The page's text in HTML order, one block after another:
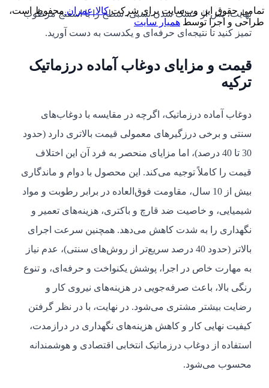
نهایت، پس از خشک شدن نسبی، سطح را با اسفنج مرطوب
تمیز کنید تا نتیجه‌ای حرفه‌ای و یکدست به دست آورید.
قیمت و مزایای دوغاب آماده درزماتیک
ترکیه
دوغاب آماده درزماتیک، اگرچه در مقایسه با دوغاب‌های
سنتی و برخی درزگیرهای معمولی قیمت بالاتری دارد (حدود
30 تا 40 درصد)، اما مزایای منحصر به فرد آن این اختلاف
قیمت را کاملاً توجیه می‌کند. این محصول با دوام و ماندگاری
بیش از 10 سال، مقاومت فوق‌العاده در برابر رطوبت و مواد
شیمیایی، و خاصیت ضد قارچ و باکتری، هزینه‌های تعمیر و
نگهداری را به شدت کاهش می‌دهد. همچنین سرعت اجرای
بالاتر (حدود 40 درصد سریع‌تر از روش‌های سنتی)، عدم نیاز
به مهارت خاص در اجرا، پوشش یکنواخت و حرفه‌ای، و تنوع
رنگی بالا، باعث صرفه‌جویی در هزینه‌های نیروی کار و
رضایت بیشتر مشتری می‌شود. در نهایت، با در نظر گرفتن
کیفیت نهایی کار و کاهش هزینه‌های نگهداری در درازمدت،
استفاده از دوغاب درزماتیک انتخابی اقتصادی و هوشمندانه
محسوب می‌شود.
تمامی حقوق این وب‌سایت برای شرکتکالا عمرانمحفوظ است،
طراحی و اجرا توسط همیار سایت